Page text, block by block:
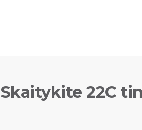
Skaitykite 22C